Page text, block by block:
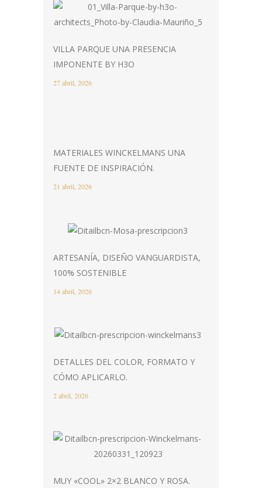
VILLA PARQUE UNA PRESENCIA
IMPONENTE BY H3O
27 abril, 2026
MATERIALES WINCKELMANS UNA
FUENTE DE INSPIRACIÓN.
21 abril, 2026
ARTESANÍA, DISEÑO VANGUARDISTA,
100% SOSTENIBLE
14 abril, 2026
DETALLES DEL COLOR, FORMATO Y
CÓMO APLICARLO.
2 abril, 2026
MUY «COOL» 2×2 BLANCO Y ROSA.